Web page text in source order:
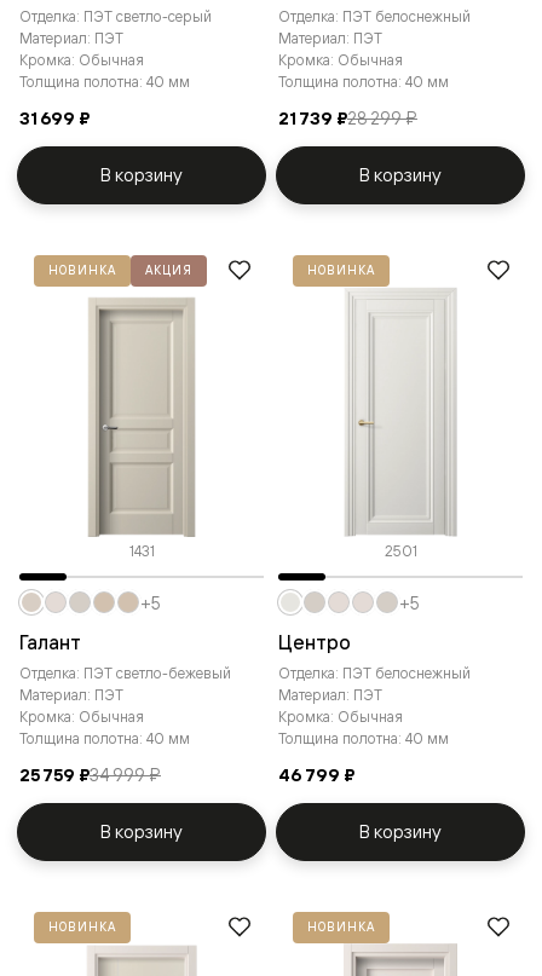
Отделка: ПЭТ светло-серый
Материал: ПЭТ
Кромка: Обычная
Толщина полотна: 40 мм
31 699 ₽
В корзину
Отделка: ПЭТ белоснежный
Материал: ПЭТ
Кромка: Обычная
Толщина полотна: 40 мм
21 739 ₽28 299 ₽
В корзину
НОВИНКА АКЦИЯ
1431
Галант
Отделка: ПЭТ светло-бежевый
Материал: ПЭТ
Кромка: Обычная
Толщина полотна: 40 мм
25 759 ₽34 999 ₽
+5
В корзину
НОВИНКА
2501
Центро
Отделка: ПЭТ белоснежный
Материал: ПЭТ
Кромка: Обычная
Толщина полотна: 40 мм
46 799 ₽
+5
В корзину
НОВИНКА НОВИНКА